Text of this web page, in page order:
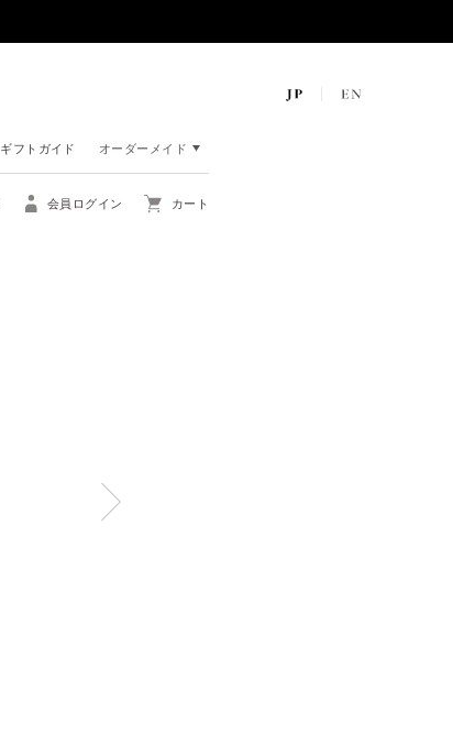
ギフトガイド オーダーメイド
会員ログイン カート